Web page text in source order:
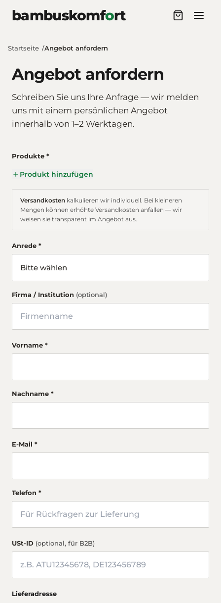
bambuskomfort
Startseite Angebot anfordern
Angebot anfordern
Schreiben Sie uns Ihre Anfrage — wir melden
uns mit einem persönlichen Angebot
innerhalb von 1–2 Werktagen.
Produkte *
Produkt hinzufügen
Versandkosten kalkulieren wir individuell. Bei kleineren
Mengen können erhöhte Versandkosten anfallen — wir
weisen sie transparent im Angebot aus.
Anrede *
Firma / Institution (optional)
Vorname *
Nachname *
E-Mail *
Telefon *
USt-ID (optional, für B2B)
Lieferadresse